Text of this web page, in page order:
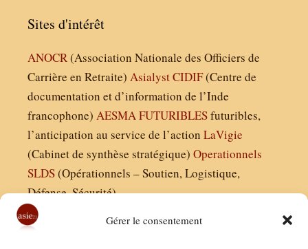
Gérer le consentement
Sites d'intérêt
ANOCR(Association Nationale des Officiers de
Carrière en Retraite) AsialystCIDIF(Centre de
documentation et d’information de l’Inde
francophone) AESMAFUTURIBLESfuturibles,
l’anticipation au service de l’action LaVigie
(Cabinet de synthèse stratégique) Operationnels
SLDS(Opérationnels – Soutien, Logistique,
Défense, Sécurité)